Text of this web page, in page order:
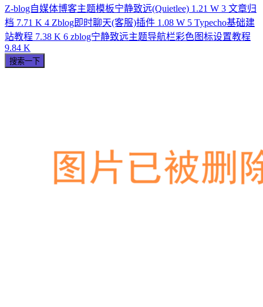
Z-blog自媒体博客主题模板宁静致远(Quietlee) 1.21 W 3 文章归
档 7.71 K 4 Zblog即时聊天(客服)插件 1.08 W 5 Typecho基础建
站教程 7.38 K 6 zblog宁静致远主题导航栏彩色图标设置教程
9.84 K
搜索一下